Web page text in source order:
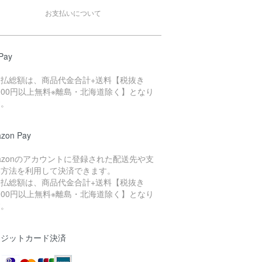
お支払いについて
総額は、商品代金合計+送料【税抜き
円以上無料※離島・北海道除く】となり
Pay
のアカウントに登録された配送先や支
法を利用して決済できます。
総額は、商品代金合計+送料【税抜き
円以上無料※離島・北海道除く】となり
ットカード決済